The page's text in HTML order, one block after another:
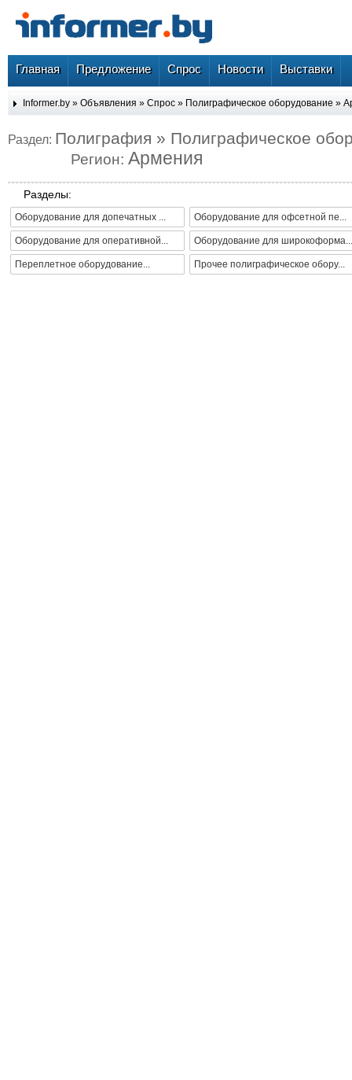
Главная Предложение Спрос Новости Выставки
Informer.by » Объявления » Спрос » Полиграфическое оборудование »
Раздел: Полиграфия » Полиграфическое
Регион: Армения
Разделы:
Оборудование для допечатных ... Оборудование для офсетной пе...
Оборудование для оперативной... Оборудование для широкоформа...
Переплетное оборудование... Прочее полиграфическое обору...